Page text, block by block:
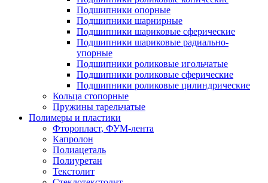
Подшипники опорные
Подшипники шарнирные
Подшипники шариковые сферические
Подшипники шариковые радиально-
упорные
Подшипники роликовые игольчатые
Подшипники роликовые сферические
Подшипники роликовые цилиндрические
Кольца стопорные
Пружины тарельчатые
Полимеры и пластики
Фторопласт, ФУМ-лента
Капролон
Полиацеталь
Полиуретан
Текстолит